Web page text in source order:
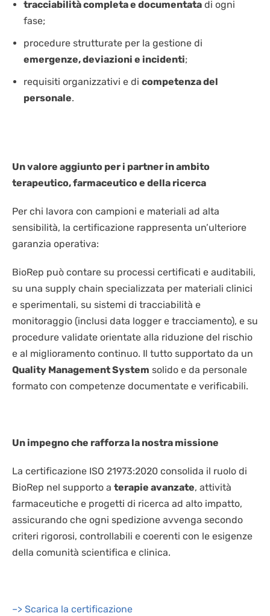
tracciabilità completa e documentata di ogni
fase;
procedure strutturate per la gestione di
emergenze, deviazioni e incidenti;
requisiti organizzativi e dicompetenza del
personale.
Un valore aggiunto per i partner in ambito
terapeutico, farmaceutico e della ricerca
Per chi lavora con campioni e materiali ad alta
sensibilità, la certificazione rappresenta un’ulteriore
garanzia operativa:
BioRep può contare su processi certificati e auditabili,
su una supply chain specializzata per materiali clinici
e sperimentali, su sistemi di tracciabilità e
monitoraggio (inclusi data logger e tracciamento), e su
procedure validate orientate alla riduzione del rischio
e al miglioramento continuo. Il tutto supportato da un
Quality Management System solido e da personale
formato con competenze documentate e verificabili.
Un impegno che rafforza la nostra missione
La certificazione ISO 21973:2020 consolida il ruolo di
BioRep nel supporto a terapie avanzate, attività
farmaceutiche e progetti di ricerca ad alto impatto,
assicurando che ogni spedizione avvenga secondo
criteri rigorosi, controllabili e coerenti con le esigenze
della comunità scientifica e clinica.
–> Scarica la certificazione